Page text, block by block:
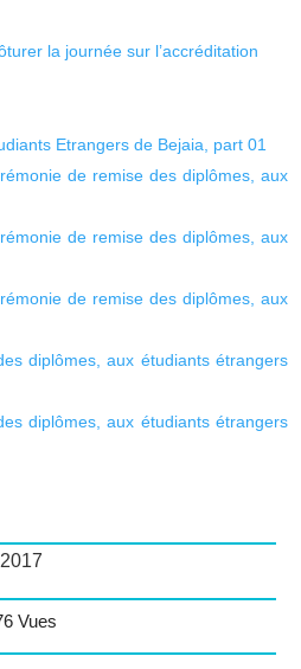
la journée sur l’accréditation
Etrangers de Bejaia, part 01
de remise des diplômes, aux
de remise des diplômes, aux
de remise des diplômes, aux
diplômes, aux étudiants étrangers
diplômes, aux étudiants étrangers
Vues